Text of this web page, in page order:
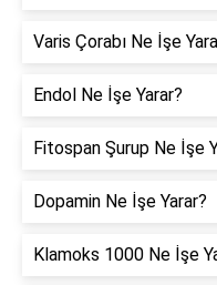
Varis Çorabı Ne İşe
Endol Ne İşe Yarar?
Fitospan Şurup Ne İşe
Dopamin Ne İşe Yarar?
Klamoks 1000 Ne İşe